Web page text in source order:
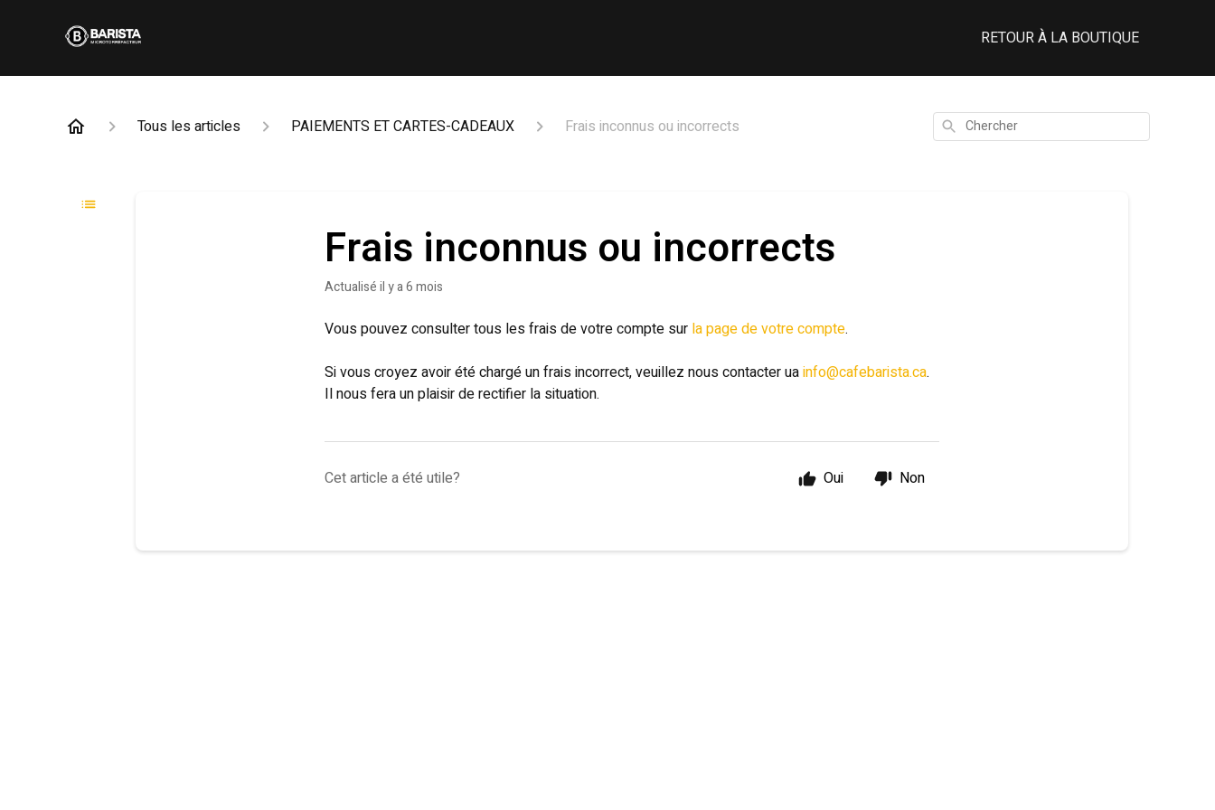
RETOUR À LA BOUTIQUE
Tous les articles PAIEMENTS ET CARTES-CADEAUX Frais inconnus ou incorrects Chercher
Frais inconnus ou incorrects
Actualiséil y a 6 mois
Vous pouvez consulter tous les frais de votre compte sur la page de votre compte.
Si vous croyez avoir été chargé un frais incorrect, veuillez nous contacter uainfo@cafebarista.ca.
Il nous fera un plaisir de rectifier la situation.
Cet article a été utile? Oui Non